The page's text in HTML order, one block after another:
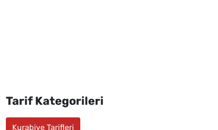
Tarif Kategorileri
Kurabiye Tarifleri